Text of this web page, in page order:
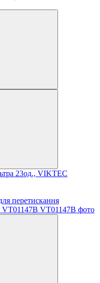
23од., VIKTEC